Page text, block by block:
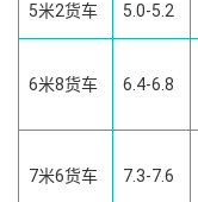
5米2货车 5.0-5.2
6米8货车 6.4-6.8
7米6货车 7.3-7.6